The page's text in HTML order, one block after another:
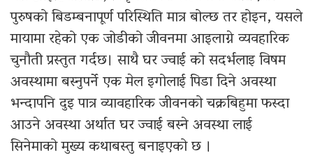
पुरुषको बिडम्बनापूर्ण परिस्थिति मात्र बोल्छ तर होइन, यसले
मायामा रहेको एक जोडीको जीवनमा आइलाग्ने व्यवहारिक
चुनौती प्रस्तुत गर्दछ। साथै घर ज्वाई को सदर्भलाइ विषम
अवस्थामा बस्नुपर्ने एक मेल इगोलाई पिडा दिने अवस्था
भन्दापनि दुइ पात्र व्यावहारिक जीवनको चक्रबिहुमा फस्दा
आउने अवस्था अर्थात घर ज्वाई बस्ने अवस्था लाई
सिनेमाको मुख्य कथाबस्तु बनाइएको छ ।